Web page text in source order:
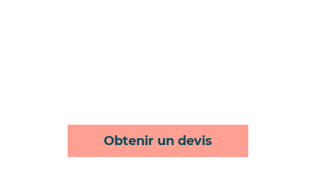
Obtenir un devis